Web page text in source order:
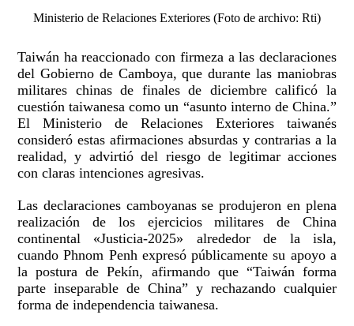
Ministerio de Relaciones Exteriores (Foto de archivo: Rti)
Taiwán ha reaccionado con firmeza a las declaraciones
del Gobierno de Camboya, que durante las maniobras
militares chinas de finales de diciembre calificó la
cuestión taiwanesa como un “asunto interno de China.”
El Ministerio de Relaciones Exteriores taiwanés
consideró estas afirmaciones absurdas y contrarias a la
realidad, y advirtió del riesgo de legitimar acciones
con claras intenciones agresivas.
Las declaraciones camboyanas se produjeron en plena
realización de los ejercicios militares de China
continental «Justicia-2025» alrededor de la isla,
cuando Phnom Penh expresó públicamente su apoyo a
la postura de Pekín, afirmando que “Taiwán forma
parte inseparable de China” y rechazando cualquier
forma de independencia taiwanesa.